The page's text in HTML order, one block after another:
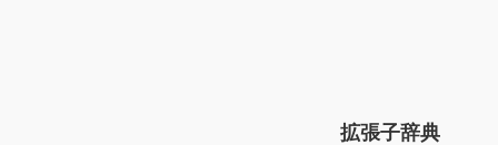
拡張子辞典